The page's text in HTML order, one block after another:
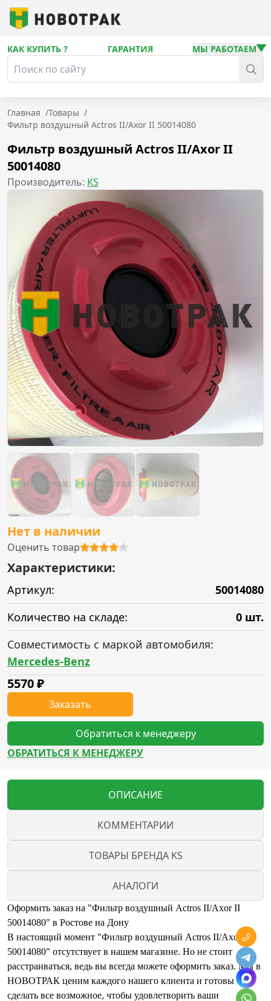
КАК КУПИТЬ ? ГАРАНТИЯ МЫ РАБОТАЕМ
Главная /Товары /
Фильтр воздушный Actros II/Axor II 50014080
Фильтр воздушный Actros II/Axor II
50014080
Производитель: KS
Нет в наличии
Оценить товар
Характеристики:
Артикул:
50014080
Количество на складе:
0 шт.
Совместимость с маркой автомобиля:
Mercedes-Benz
5570₽
Заказать
Обратиться к менеджеру
ОБРАТИТЬСЯ К МЕНЕДЖЕРУ
ОПИСАНИЕ
КОММЕНТАРИИ
ТОВАРЫ БРЕНДА KS
АНАЛОГИ
Оформить заказ на "Фильтр воздушный Actros II/Axor II
50014080" в Ростове на Дону
В настоящий момент "Фильтр воздушный Actros II/Axor II
50014080" отсутствует в нашем магазине. Но не стоит
расстраиваться, ведь вы всегда можете оформить заказ. Мы в
НОВОТРАК ценим каждого нашего клиента и готовы
сделать все возможное, чтобы удовлетворить ваши